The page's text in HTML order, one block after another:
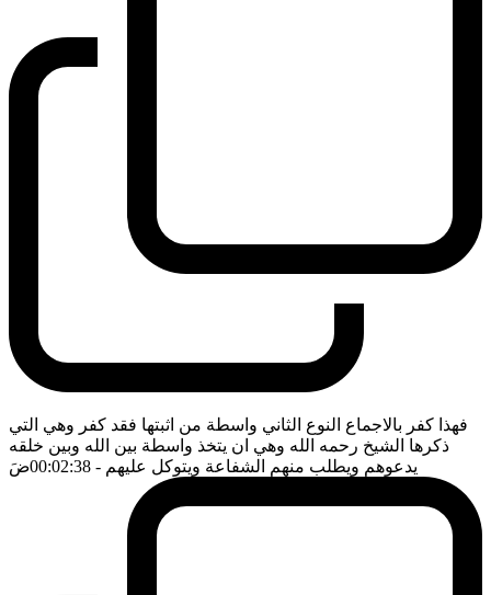
فهذا كفر بالاجماع النوع الثاني واسطة من اثبتها فقد كفر وهي التي
ذكرها الشيخ رحمه الله وهي ان يتخذ واسطة بين الله وبين خلقه
يدعوهم ويطلب منهم الشفاعة ويتوكل عليهم - 00:02:38 ضَ